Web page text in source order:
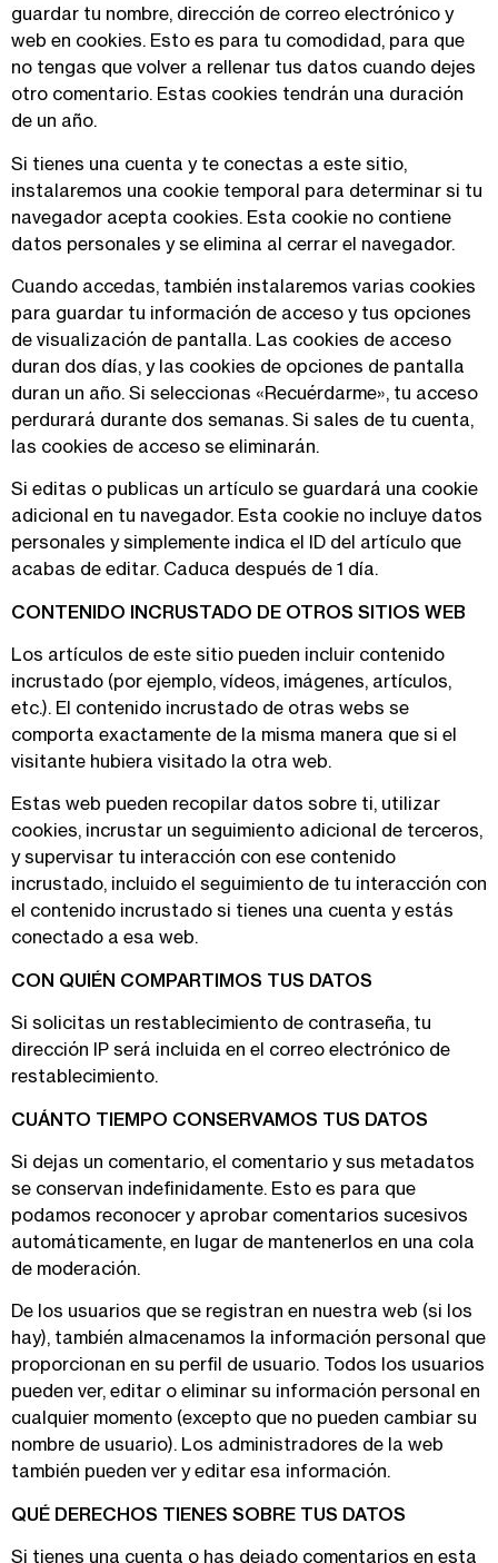
guardar tu nombre, dirección de correo electrónico y
web en cookies. Esto es para tu comodidad, para que
no tengas que volver a rellenar tus datos cuando dejes
otro comentario. Estas cookies tendrán una duración
de un año.
Si tienes una cuenta y te conectas a este sitio,
instalaremos una cookie temporal para determinar si tu
navegador acepta cookies. Esta cookie no contiene
datos personales y se elimina al cerrar el navegador.
Cuando accedas, también instalaremos varias cookies
para guardar tu información de acceso y tus opciones
de visualización de pantalla. Las cookies de acceso
duran dos días, y las cookies de opciones de pantalla
duran un año. Si seleccionas «Recuérdarme», tu acceso
perdurará durante dos semanas. Si sales de tu cuenta,
las cookies de acceso se eliminarán.
Si editas o publicas un artículo se guardará una cookie
adicional en tu navegador. Esta cookie no incluye datos
personales y simplemente indica el ID del artículo que
acabas de editar. Caduca después de 1 día.
CONTENIDO INCRUSTADO DE OTROS SITIOS WEB
Los artículos de este sitio pueden incluir contenido
incrustado (por ejemplo, vídeos, imágenes, artículos,
etc.). El contenido incrustado de otras webs se
comporta exactamente de la misma manera que si el
visitante hubiera visitado la otra web.
Estas web pueden recopilar datos sobre ti, utilizar
cookies, incrustar un seguimiento adicional de terceros,
y supervisar tu interacción con ese contenido
incrustado, incluido el seguimiento de tu interacción con
el contenido incrustado si tienes una cuenta y estás
conectado a esa web.
CON QUIÉN COMPARTIMOS TUS DATOS
Si solicitas un restablecimiento de contraseña, tu
dirección IP será incluida en el correo electrónico de
restablecimiento.
CUÁNTO TIEMPO CONSERVAMOS TUS DATOS
Si dejas un comentario, el comentario y sus metadatos
se conservan indefinidamente. Esto es para que
podamos reconocer y aprobar comentarios sucesivos
automáticamente, en lugar de mantenerlos en una cola
de moderación.
De los usuarios que se registran en nuestra web (si los
hay), también almacenamos la información personal que
proporcionan en su perfil de usuario. Todos los usuarios
pueden ver, editar o eliminar su información personal en
cualquier momento (excepto que no pueden cambiar su
nombre de usuario). Los administradores de la web
también pueden ver y editar esa información.
QUÉ DERECHOS TIENES SOBRE TUS DATOS
Si tienes una cuenta o has dejado comentarios en esta